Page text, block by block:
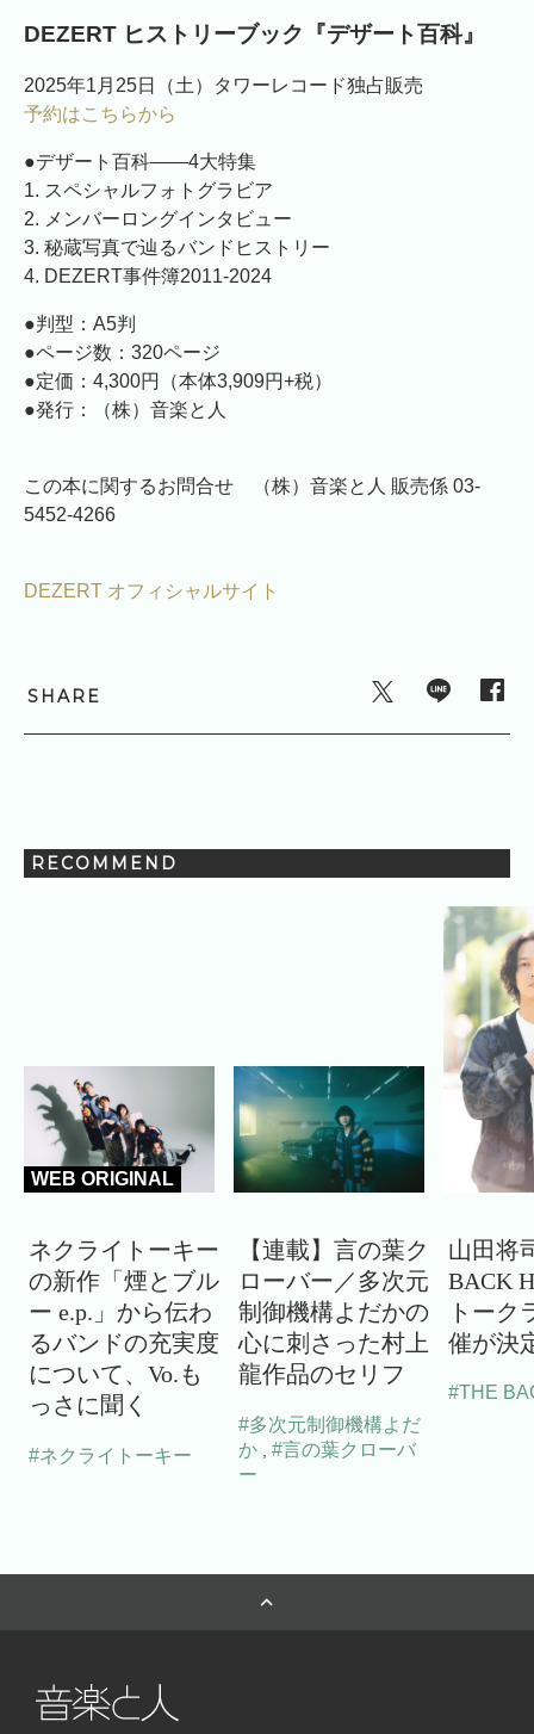
DEZERT ヒストリーブック『デザート百科』
2025年1月25日（土）タワーレコード独占販売
予約はこちらから
●デザート百科――4大特集
1. スペシャルフォトグラビア
2. メンバーロングインタビュー
3. 秘蔵写真で辿るバンドヒストリー
4. DEZERT事件簿2011-2024
●判型：A5判
●ページ数：320ページ
●定価：4,300円（本体3,909円+税）
●発行：（株）音楽と人
この本に関するお問合せ （株）音楽と人 販売係 03-
5452-4266
DEZERT オフィシャルサイト
SHARE
RECOMMEND
WEB ORIGINAL
ネクライトーキー
の新作「煙とブル
ー e.p.」から伝わ
るバンドの充実度
について、Vo.も
っさに聞く
#ネクライトーキー
【連載】言の葉ク
ローバー／多次元
制御機構よだかの
心に刺さった村上
龍作品のセリフ
#多次元制御機構よだ
か , #言の葉クローバ
ー
山田将
BACK
トーク
催が決
#THE